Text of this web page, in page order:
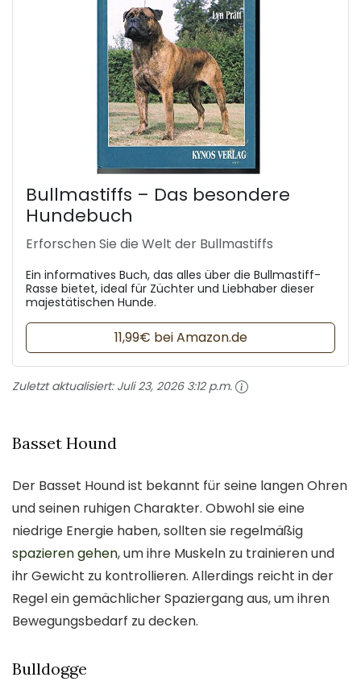
Bullmastiffs – Das besondere
Hundebuch
Erforschen Sie die Welt der Bullmastiffs
Ein informatives Buch, das alles über die Bullmastiff-
Rasse bietet, ideal für Züchter und Liebhaber dieser
majestätischen Hunde.
11,99€ bei Amazon.de
Zuletzt aktualisiert: Juli 23, 2026 3:12 p.m.
Basset Hound
Der Basset Hound ist bekannt für seine langen Ohren
und seinen ruhigen Charakter. Obwohl sie eine
niedrige Energie haben, sollten sie regelmäßig
spazieren gehen, um ihre Muskeln zu trainieren und
ihr Gewicht zu kontrollieren. Allerdings reicht in der
Regel ein gemächlicher Spaziergang aus, um ihren
Bewegungsbedarf zu decken.
Bulldogge